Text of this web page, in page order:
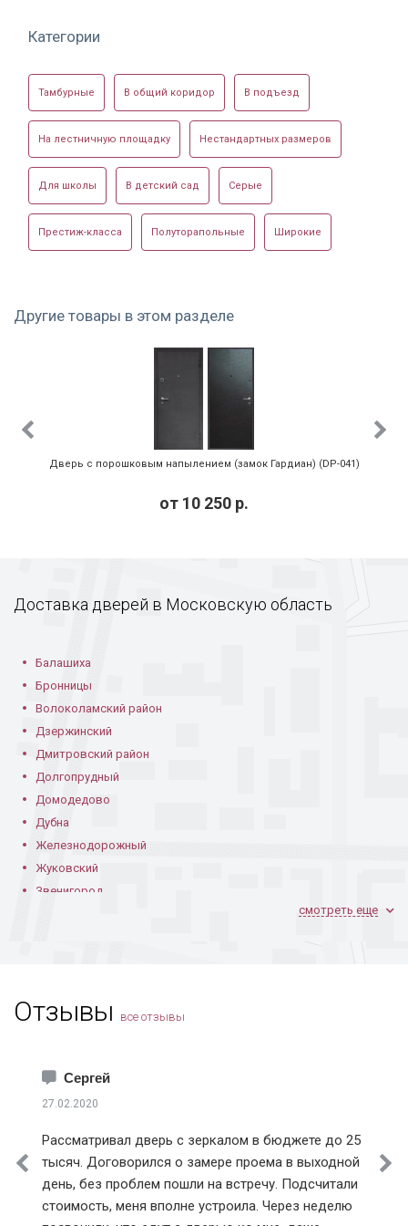
Категории
Тамбурные В общий коридор В подъезд
На лестничную площадку Нестандартных размеров
Для школы В детский сад Серые
Престиж-класса Полуторапольные Широкие
Другие товары в этом разделе
Дверь с порошковым напылением (замок Гардиан) (DP-041)
от 10 250 р.
Доставка дверей в Московскую область
Балашиха
Бронницы
Волоколамский район
Дзержинский
Дмитровский район
Долгопрудный
Домодедово
Дубна
Железнодорожный
Жуковский
Звенигород
Котельники
Лобня
Истринский район
Клинский район
Красногорский район
Ленинский район
смотреть еще
Отзывы все отзывы
Сергей
27.02.2020
Рассматривал дверь с зеркалом в бюджете до 25
тысяч. Договорился о замере проема в выходной
день, без проблем пошли на встречу. Подсчитали
стоимость, меня вполне устроила. Через неделю